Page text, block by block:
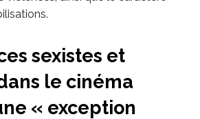
sexistes et
le cinéma
« exception